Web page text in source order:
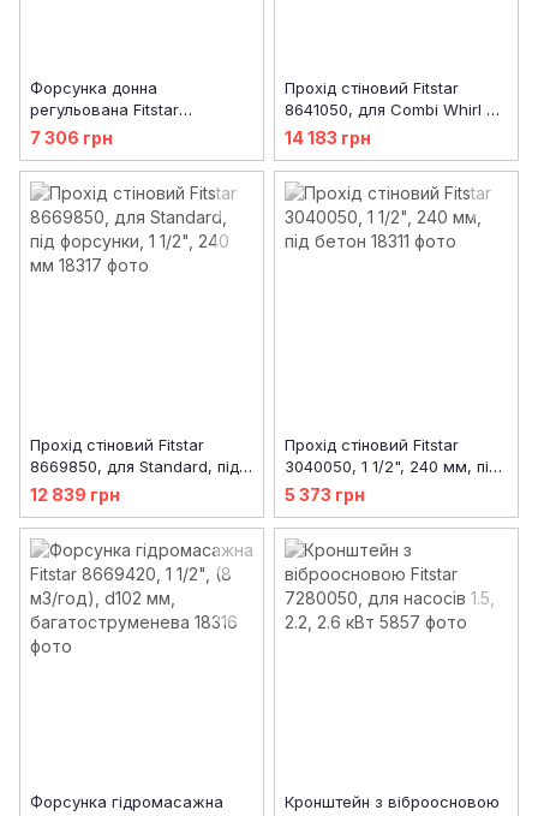
Форсунка донна
регульована Fitstar
3860020, 1 1/2", (6 м3/год),
d130 мм, під бетон
7 306 грн
Прохід стіновий Fitstar
8641050, для Combi Whirl 2
1/2", під форсунку, 240 мм
14 183 грн
Прохід стіновий Fitstar
8669850, для Standard, під
форсунки, 1 1/2", 240 мм
12 839 грн
Прохід стіновий Fitstar
3040050, 1 1/2", 240 мм, під
бетон
5 373 грн
Форсунка гідромасажна
Кронштейн з віброосновою